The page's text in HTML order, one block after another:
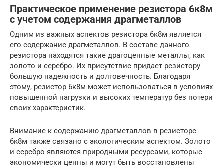
Практическое применение резистора 6к8м
с учетом содержания драгметаллов
Одним из важных аспектов резистора 6к8м является
его содержание драгметаллов. В составе данного
резистора находятся такие драгоценные металлы, как
золото и серебро. Их присутствие придает резистору
большую надежность и долговечность. Благодаря
этому, резистор 6к8м может использоваться в условиях
повышенной нагрузки и высоких температур без потери
своих характеристик.
Внимание к содержанию драгметаллов в резисторе
6к8м также связано с экологическим аспектом. Золото
и серебро являются природными ресурсами, которые
экономически ценны и могут быть восстановлены